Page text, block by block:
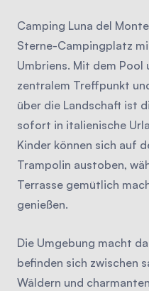
Camping Luna del
Sterne-Campingplatz
Umbriens. Mit dem Pool
zentralem Treffpunkt
über die Landschaft ist
sofort in italienische
Kinder können sich auf
Trampolin austoben,
Terrasse gemütlich
genießen.
Die Umgebung macht
befinden sich zwischen
Wäldern und